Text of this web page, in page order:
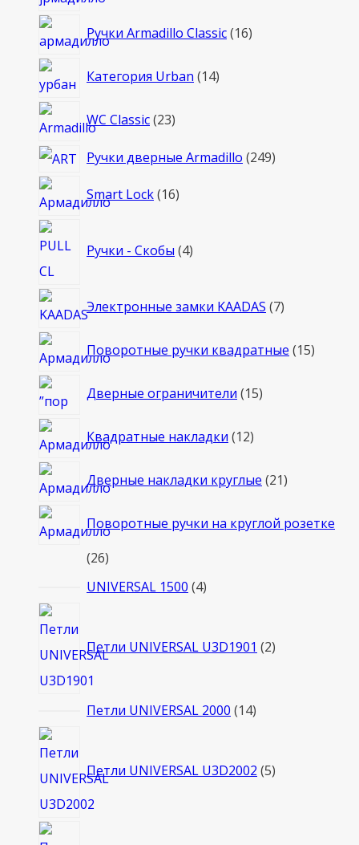
Ручки Armadillo Classic 1616
Категория Urban 1414
WC Classic 2323
Ручки дверные Armadillo 249249
Smart Lock 1616
Ручки - Скобы 4товара
Электронные замки KAADAS 77
Поворотные ручки квадратные 1515
Дверные ограничители 1515
Квадратные накладки 1212
Дверные накладки круглые 2121
Поворотные ручки на круглой розетке
2626
товаров
UNIVERSAL 1500 44
Петли UNIVERSAL U3D1901 2товара
Петли UNIVERSAL 2000 1414
Петли UNIVERSAL U3D2002 5товаров